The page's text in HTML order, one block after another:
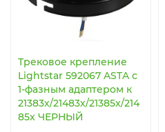
Трековое крепление
Lightstar 592067 ASTA с
1-фазным адаптером к
21383х/21483х/21385x/214
85x ЧЕРНЫЙ